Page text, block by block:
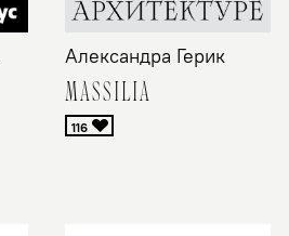
Александра Герик
MASSILIA